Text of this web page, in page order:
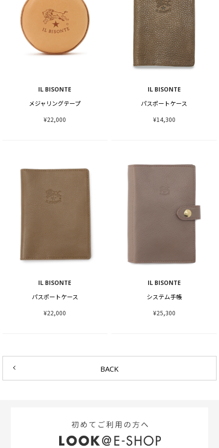
IL BISONTE
メジャリングテープ
¥22,000
IL BISONTE
パスポートケース
¥14,300
IL BISONTE
パスポートケース
¥22,000
IL BISONTE
システム手帳
¥25,300
BACK